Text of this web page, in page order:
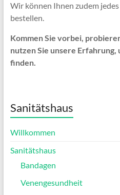
Wir können Ihnen zudem
bestellen.
Kommen Sie vorbei,
nutzen Sie unsere Erfahrung,
finden.
Sanitätshaus
Willkommen
Sanitätshaus
Bandagen
Venengesundheit